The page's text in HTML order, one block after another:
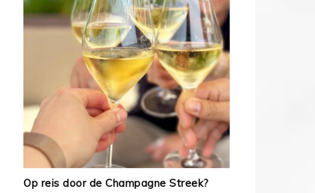
Op reis door de Champagne Streek?